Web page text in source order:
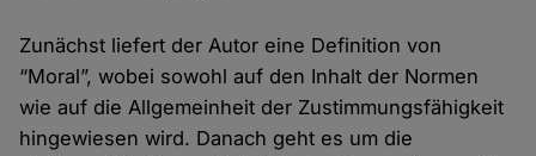
Zunächst liefert der Autor eine Definition von
“Moral”, wobei sowohl auf den Inhalt der Normen
wie auf die Allgemeinheit der Zustimmungsfähigkeit
hingewiesen wird. Danach geht es um die